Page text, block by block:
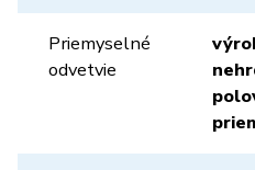
Priemyselné
odvetvie